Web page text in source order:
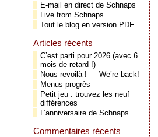
E-mail en direct de Schnaps
Live from Schnaps
Tout le blog en version PDF
Articles récents
C’est parti pour 2026 (avec 6
mois de retard !)
Nous revoilà ! — We’re back!
Menus progrès
Petit jeu : trouvez les neuf
différences
L’anniversaire de Schnaps
Commentaires récents